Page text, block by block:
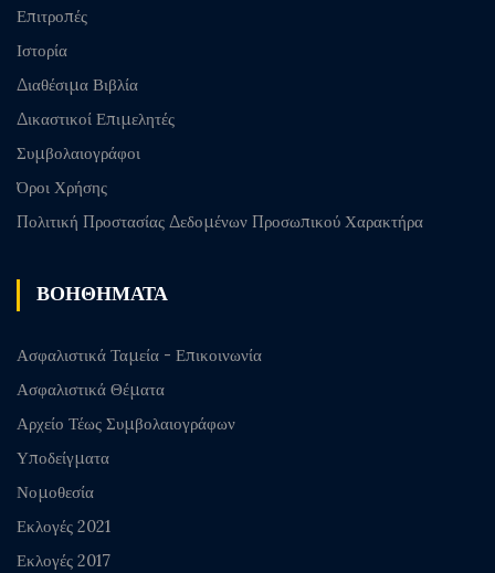
Επιτροπές
Ιστορία
Διαθέσιμα Βιβλία
Δικαστικοί Επιμελητές
Συμβολαιογράφοι
Όροι Χρήσης
Πολιτική Προστασίας Δεδομένων Προσωπικού Χαρακτήρα
ΒΟΗΘΗΜΑΤΑ
Ασφαλιστικά Ταμεία - Επικοινωνία
Ασφαλιστικά Θέματα
Αρχείο Τέως Συμβολαιογράφων
Υποδείγματα
Νομοθεσία
Εκλογές 2021
Εκλογές 2017